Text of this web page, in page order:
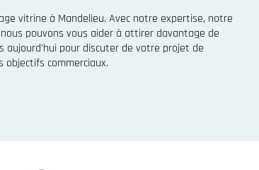
vitrine à Mandelieu. Avec notre expertise, notre
pouvons vous aider à attirer davantage de
aujourd'hui pour discuter de votre projet de
commerciaux.